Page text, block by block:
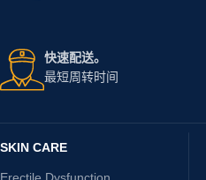
快速配送。
最短周转时间
SKIN CARE
Erectile Dysfunction